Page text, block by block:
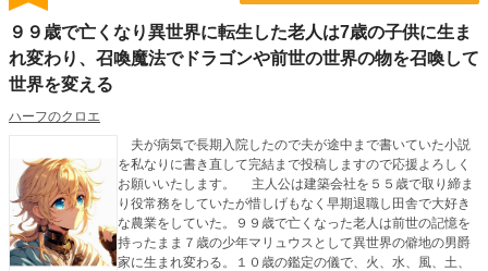
９９歳で亡くなり異世界に転生した老人は7歳の子供に生ま
れ変わり、召喚魔法でドラゴンや前世の世界の物を召喚して
世界を変える
ハーフのクロエ
夫が病気で長期入院したので夫が途中まで書いていた小説
を私なりに書き直して完結まで投稿しますので応援よろしく
お願いいたします。 主人公は建築会社を５５歳で取り締ま
り役常務をしていたが惜しげもなく早期退職し田舎で大好き
な農業をしていた。９９歳で亡くなった老人は前世の記憶を
持ったまま７歳の少年マリュウスとして異世界の僻地の男爵
家に生まれ変わる。１０歳の鑑定の儀で、火、水、風、土、